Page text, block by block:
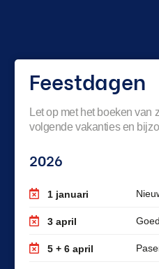
Feestdagen
Let op met het boeken van
volgende vakanties en
2026
1 januari
3 april
5 + 6 april